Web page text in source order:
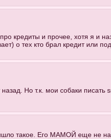
кредиты и прочее, хотя я и
о тех кто брал кредит или
Но т.к. мои собаки
такое. Его МАМОЙ еще не